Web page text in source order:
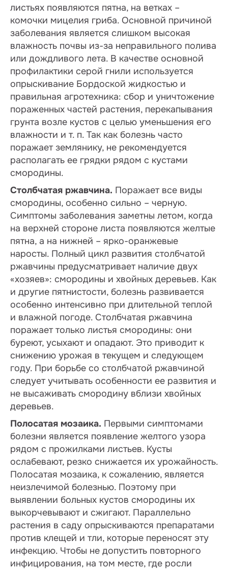
листьях появляются пятна, на ветках –
комочки мицелия гриба. Основной причиной
заболевания является слишком высокая
влажность почвы из-за неправильного полива
или дождливого лета. В качестве основной
профилактики серой гнили используется
опрыскивание Бордоской жидкостью и
правильная агротехника: сбор и уничтожение
пораженных частей растения, перекапывания
грунта возле кустов с целью уменьшения его
влажности и т. п. Так как болезнь часто
поражает землянику, не рекомендуется
располагать ее грядки рядом с кустами
смородины.
Столбчатая ржавчина. Поражает все виды
смородины, особенно сильно – черную.
Симптомы заболевания заметны летом, когда
на верхней стороне листа появляются желтые
пятна, а на нижней – ярко-оранжевые
наросты. Полный цикл развития столбчатой
ржавчины предусматривает наличие двух
«хозяев»: смородины и хвойных деревьев. Как
и другие пятнистости, болезнь развивается
особенно интенсивно при длительной теплой
и влажной погоде. Столбчатая ржавчина
поражает только листья смородины: они
буреют, усыхают и опадают. Это приводит к
снижению урожая в текущем и следующем
году. При борьбе со столбчатой ржавчиной
следует учитывать особенности ее развития и
не высаживать смородину вблизи хвойных
деревьев.
Полосатая мозаика. Первыми симптомами
болезни является появление желтого узора
рядом с прожилками листьев. Кусты
ослабевают, резко снижается их урожайность.
Полосатая мозаика, к сожалению, является
неизлечимой болезнью. Поэтому при
выявлении больных кустов смородины их
выкорчевывают и сжигают. Параллельно
растения в саду опрыскиваются препаратами
против клещей и тли, которые переносят эту
инфекцию. Чтобы не допустить повторного
инфицирования, на том месте, где росли